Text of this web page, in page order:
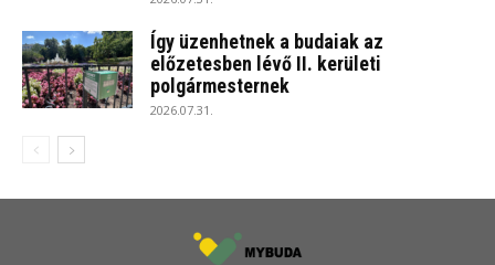
Így üzenhetnek a budaiak az
előzetesben lévő II. kerületi
polgármesternek
2026.07.31.